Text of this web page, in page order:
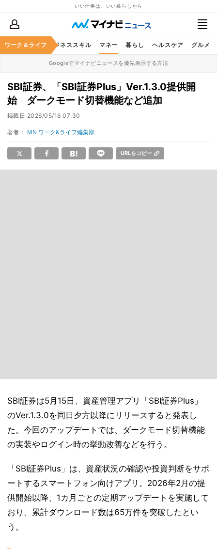
いい仕事は、いい暮らしから
ワーク＆ライフ
キャリア ビジネススキル マネー 暮らし ヘルスケア グルメ
Googleでマイナビニュースを優先表示する方法
SBI証券、「SBI証券Plus」Ver.1.3.0提供開
始 ダークモード切替機能など追加
掲載日 2026/05/16 07:30
著者： MN ワーク&ライフ編集部
URLをコピー
SBI証券は5月15日、資産管理アプリ「SBI証券Plus」
のVer.1.3.0を同日夕方以降にリリースすると発表し
た。今回のアップデートでは、ダークモード切替機能
の実装やログイン時の挙動改善などを行う。
「SBI証券Plus」は、資産状況の確認や投資判断をサポ
ートするスマートフォン向けアプリ。2026年2月の提
供開始以降、1カ月ごとの定期アップデートを実施して
おり、累計ダウンロード数は65万件を突破したとい
う。